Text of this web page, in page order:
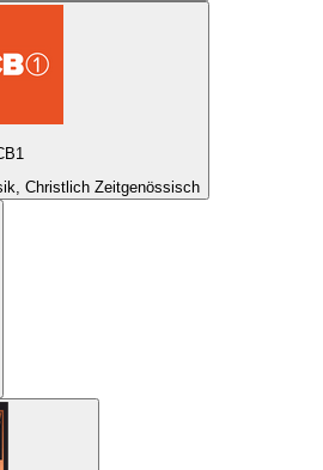
Christlich Zeitgenössisch